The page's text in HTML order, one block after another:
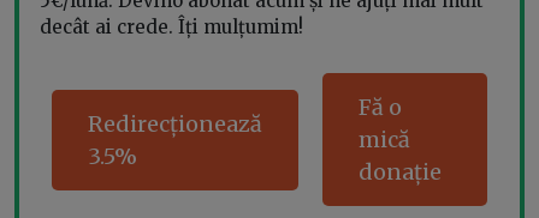
decât ai crede. Îți mulțumim!
Redirecționează
3.5%
Fă o
mică
donație